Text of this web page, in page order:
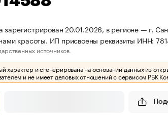
20.01.2026, в регионе — г.
красоты. ИП присвоены реквизиты ИНН:
источников.
характер и сгенерирована на основании данных из
и не имеет деловых отношений с сервисом РБК